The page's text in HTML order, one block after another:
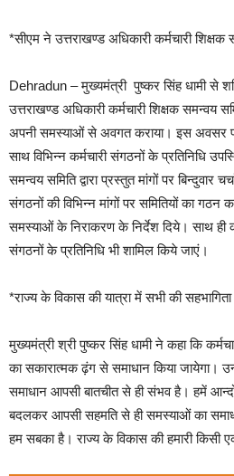
*सीएम ने उत्तराखण्ड अधिकारी कर्मचारी
Dehradun – मुख्यमंत्री पुष्कर सिंह धामी से
उत्तराखण्ड अधिकारी कर्मचारी शिक्षक समन्वय
अपनी समस्याओं से अवगत कराया। इस अवसर
साथ विभिन्न कर्मचारी संगठनों के प्रतिनिधि
समन्वय समिति द्वारा प्रस्तुत मांगों पर बिन्दुवार
संगठनों की विभिन्न मांगों पर समितियों का गठन
समस्याओं के निराकरण के निर्देश दिये। साथ ही
संगठनों के प्रतिनिधि भी शामिल किये जाएं।
*राज्य के विकास की यात्रा में सभी की
मुख्यमंत्री श्री पुष्कर सिंह धामी ने कहा कि
का सकारात्मक ढ़ंग से समाधान किया जायेगा।
समाधान आपसी बातचीत से ही संभव है। हमें
बदलकर आपसी सहमति से ही समस्याओं का
हम सबका है। राज्य के विकास की हमारी किसी